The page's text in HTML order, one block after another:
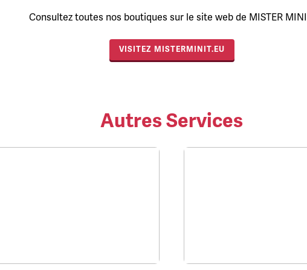
Consultez toutes nos boutiques sur le site web de MISTER
VISITEZ MISTERMINIT.EU
Autres Services